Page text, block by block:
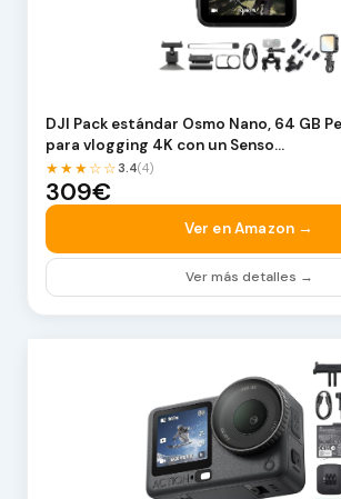
DJI Pack estándar Osmo Nano, 64 GB
para vlogging 4K con un Senso…
★★★☆☆3.4(4)
309€
Ver en Amazon →
Ver más detalles →